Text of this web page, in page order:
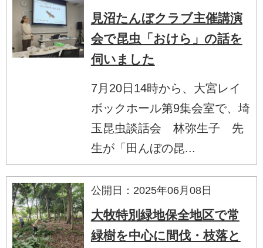
見沼たんぼクラブ主催講演
会で昆虫「おけら」の話を
伺いました
7月20日14時から、大宮レイ
ボックホール第9集会室で、埼
玉昆虫談話会 林弥生子 先
生が「田んぼの昆...
公開日：2025年06月08日
大牧特別緑地保全地区で常
緑樹を中心に間伐・枝落と